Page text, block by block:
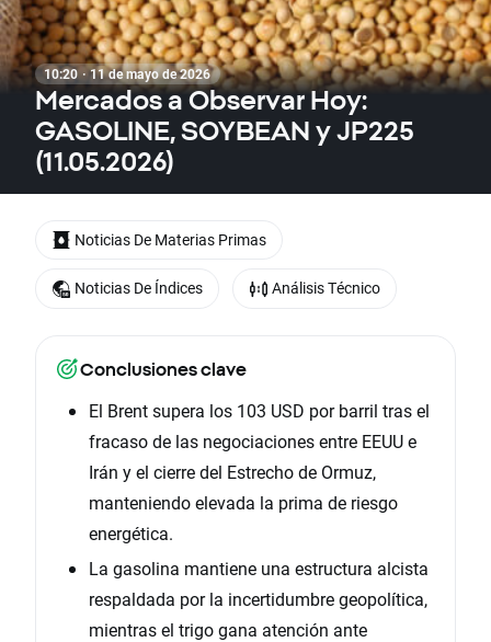
10:20 · 11 de mayo de 2026
Mercados a Observar Hoy:
GASOLINE, SOYBEAN y JP225
(11.05.2026)
Conclusiones clave
El Brent supera los 103 USD por barril tras el
fracaso de las negociaciones entre EEUU e
Irán y el cierre del Estrecho de Ormuz,
manteniendo elevada la prima de riesgo
energética.
La gasolina mantiene una estructura alcista
respaldada por la incertidumbre geopolítica,
mientras el trigo gana atención ante
Noticias De Materias Primas
Noticias De Índices Análisis Técnico